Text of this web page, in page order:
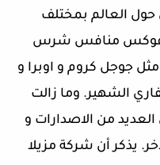
حول العالم بمختلف
منافس شرس
جوجل كروم و اوبرا و
الشهير. وما زالت
من الاصدارات و
يذكر أن شركة مزيلا